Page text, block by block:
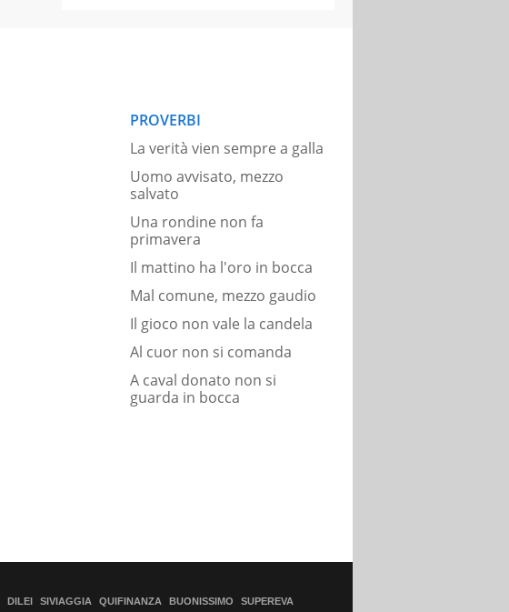
PROVERBI
La verità vien sempre a galla
Uomo avvisato, mezzo
salvato
Una rondine non fa
primavera
Il mattino ha l'oro in bocca
Mal comune, mezzo gaudio
Il gioco non vale la candela
Al cuor non si comanda
A caval donato non si
guarda in bocca
DILEI SIVIAGGIA QUIFINANZA BUONISSIMO SUPEREVA